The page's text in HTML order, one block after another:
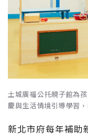
土城廣福公托親子館為
慶與生活情境引導學習
新北市府每年補助